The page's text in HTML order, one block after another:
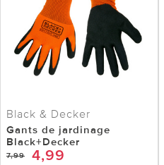
Black & Decker
Gants de jardinage
Black+Decker
7,99 4,99